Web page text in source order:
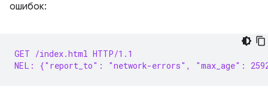
ошибок:
GET /index.html HTTP/1.1
NEL: {"report_to": "network-errors", "max_age":